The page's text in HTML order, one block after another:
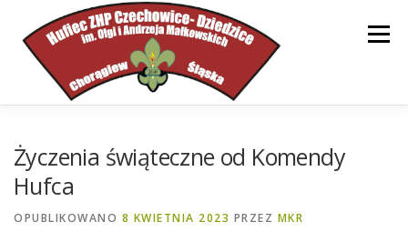
treści
Menu
Życzenia świąteczne od Komendy
Hufca
OPUBLIKOWANO 8 KWIETNIA 2023 PRZEZ MKR